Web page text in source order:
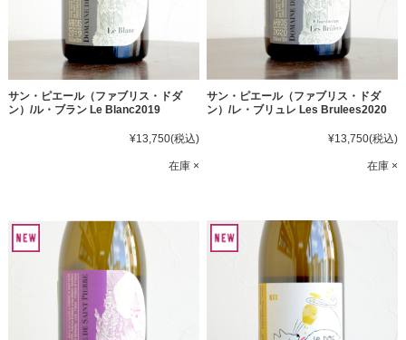
サン・ピエール（ファブリス・ドダ
ン）/ル・ブラン Le Blanc2019
¥13,750(税込)
在庫 ×
サン・ピエール（ファブリス・ドダ
ン）/レ・ブリュレ Les Brulees2020
¥13,750(税込)
在庫 ×